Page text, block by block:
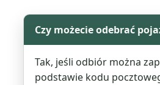
Czy możecie odebrać
Tak, jeśli odbiór można
podstawie kodu